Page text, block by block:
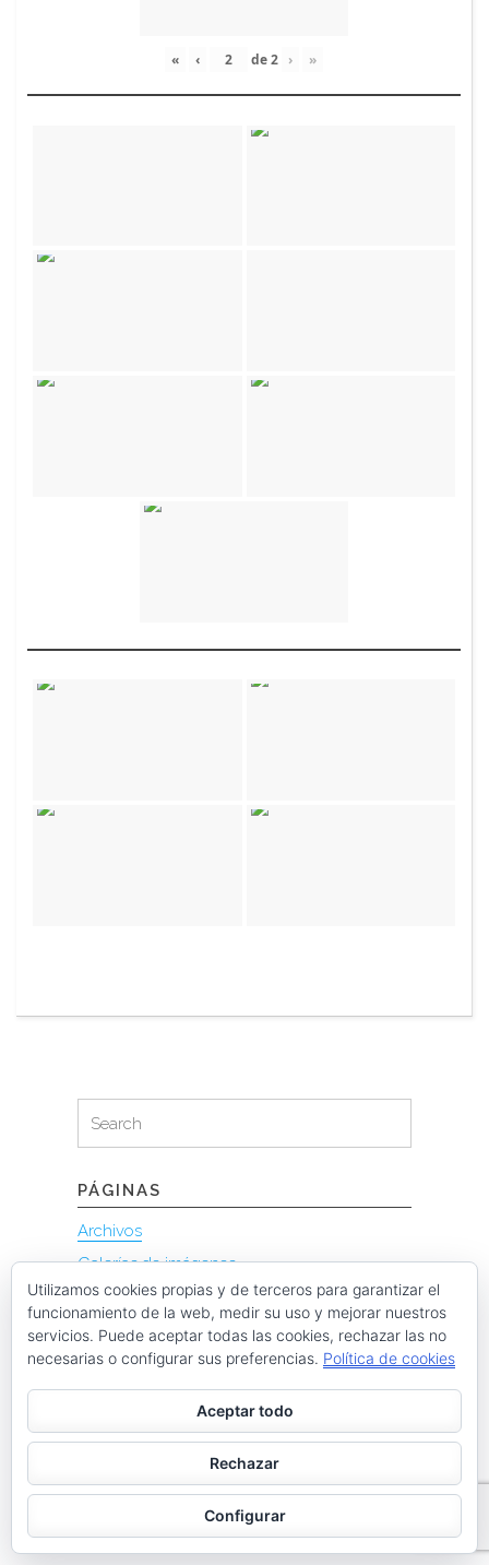
« ‹ de2 › »
for:
Search
PÁGINAS
Archivos
Galerías de imágenes
Política de privacidad
ciclismoasturias
Utilizamos cookies propias y de terceros para garantizar el
funcionamiento de la web, medir su uso y mejorar nuestros
servicios. Puede aceptar todas las cookies, rechazar las no
necesarias o configurar sus preferencias. Política de cookies
Aceptar todo
Rechazar
Configurar